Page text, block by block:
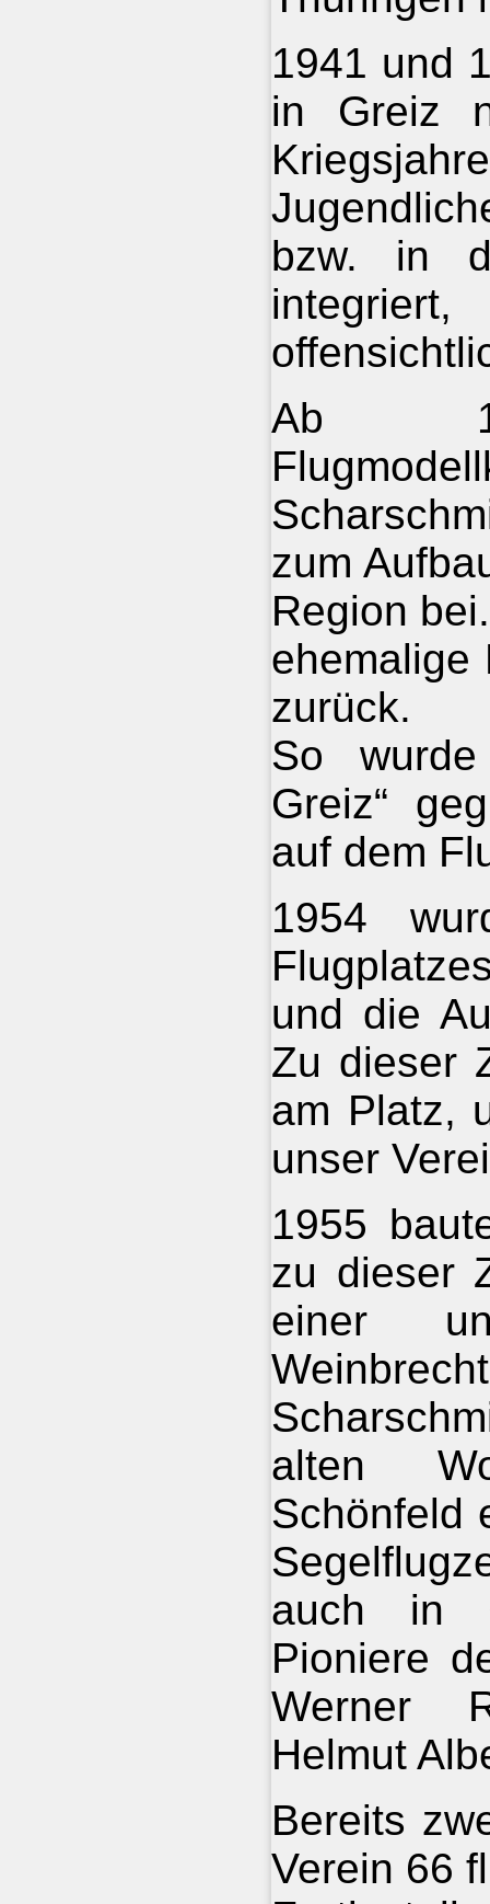
1941 und
in Greiz
bzw. in
Ab
zum
Region
ehemalige
zurück.
So
Greiz“
auf dem
1954
und die
Zu dieser
am Platz,
unser
1955
zu dieser
einer
alten
Schönfeld
auch in
Pioniere
Werner
Helmut
Bereits
Verein 66